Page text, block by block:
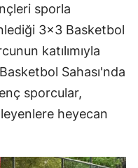
Uşak
Van
Yozgat
Zonguldak
Bayburt
sporla
3x3 Basketbol
katılımıyla
Sahası'nda
sporcular,
heyecan